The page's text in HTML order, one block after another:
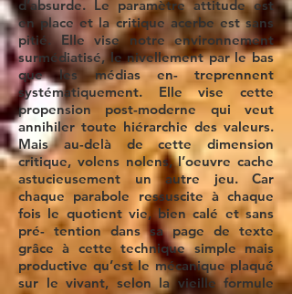
d’absurde. Le paramètre attitude est
en place et la critique acerbe est sans
pitié. Elle vise notre environnement
surmédiatisé, le nivellement par le bas
que les médias en- treprennent
systématiquement. Elle vise cette
propension post-moderne qui veut
annihiler toute hiérarchie des valeurs.
Mais au-delà de cette dimension
critique, volens nolens, l’oeuvre cache
astucieusement un autre jeu. Car
chaque parabole ressuscite à chaque
fois le quotient vie, bien calé et sans
pré- tention dans sa page de texte
grâce à cette technique simple mais
productive qu’est le mécanique plaqué
sur le vivant, selon la vieille formule